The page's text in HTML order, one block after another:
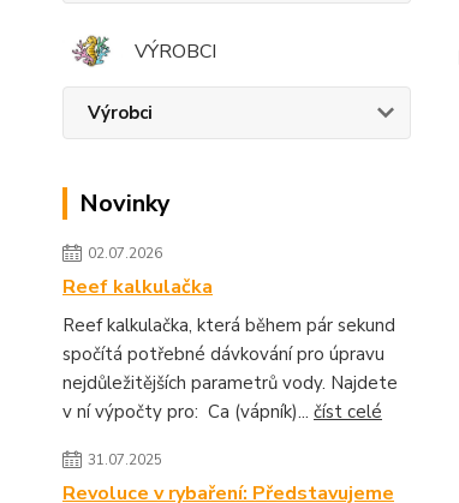
VÝROBCI
Výrobci
Novinky
02.07.2026
Reef kalkulačka
Reef kalkulačka, která během pár sekund
spočítá potřebné dávkování pro úpravu
nejdůležitějších parametrů vody. Najdete
v ní výpočty pro: Ca (vápník)... číst celé
31.07.2025
Revoluce v rybaření: Představujeme